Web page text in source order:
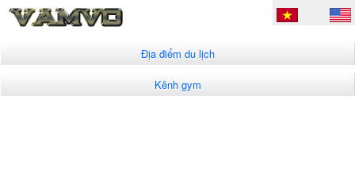
Địa điểm du lịch
Kênh gym